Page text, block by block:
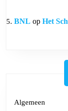
BNL op Het
Algemeen